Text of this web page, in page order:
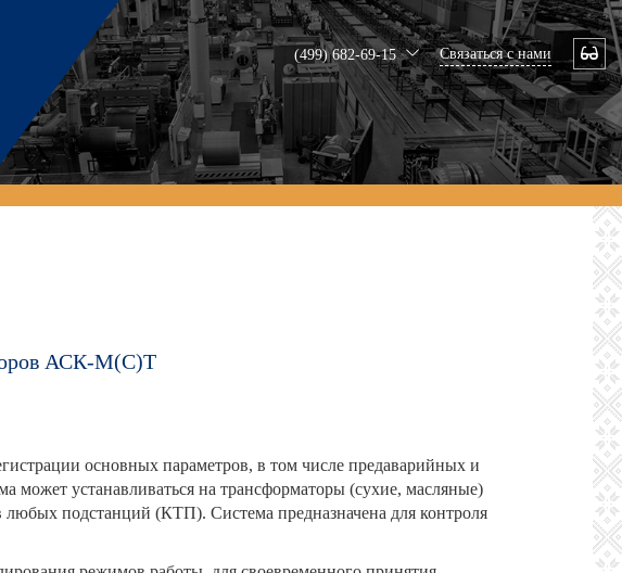
(499) 682-69-15 Связаться с нами
АСК-М(С)Т
основных параметров, в том числе предаварийных и
может устанавливаться на трансформаторы (сухие, масляные)
подстанций (КТП). Система предназначена для контроля